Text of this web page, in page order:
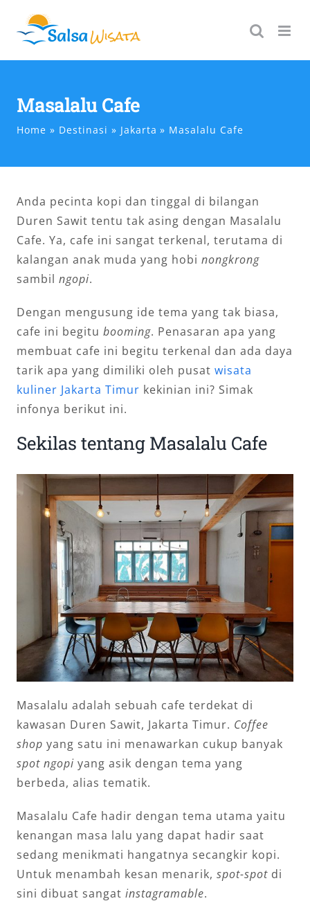
content
Masalalu Cafe
Home Destinasi Jakarta Masalalu Cafe
Anda pecinta kopi dan tinggal di bilangan
Duren Sawit tentu tak asing dengan Masalalu
Cafe. Ya, cafe ini sangat terkenal, terutama di
kalangan anak muda yang hobi nongkrong
sambil ngopi.
Dengan mengusung ide tema yang tak biasa,
cafe ini begitu booming. Penasaran apa yang
membuat cafe ini begitu terkenal dan ada daya
tarik apa yang dimiliki oleh pusat wisata
kuliner Jakarta Timur kekinian ini? Simak
infonya berikut ini.
Sekilas tentang Masalalu Cafe
Masalalu adalah sebuah cafe terdekat di
kawasan Duren Sawit, Jakarta Timur. Coffee
shop yang satu ini menawarkan cukup banyak
spot ngopi yang asik dengan tema yang
berbeda, alias tematik.
Masalalu Cafe hadir dengan tema utama yaitu
kenangan masa lalu yang dapat hadir saat
sedang menikmati hangatnya secangkir kopi.
Untuk menambah kesan menarik, spot-spotdi
sini dibuat sangat instagramable.